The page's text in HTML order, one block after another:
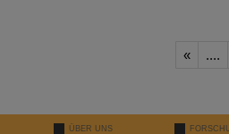
« ....
ÜBER UNS